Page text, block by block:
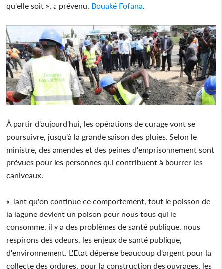
qu'elle soit », a prévenu, Bouaké Fofana.
À partir d'aujourd'hui, les opérations de curage vont se
poursuivre, jusqu'à la grande saison des pluies. Selon le
ministre, des amendes et des peines d'emprisonnement sont
prévues pour les personnes qui contribuent à bourrer les
caniveaux.
« Tant qu'on continue ce comportement, tout le poisson de
la lagune devient un poison pour nous tous qui le
consomme, il y a des problèmes de santé publique, nous
respirons des odeurs, les enjeux de santé publique,
d'environnement. L'Etat dépense beaucoup d'argent pour la
collecte des ordures, pour la construction des ouvrages, les